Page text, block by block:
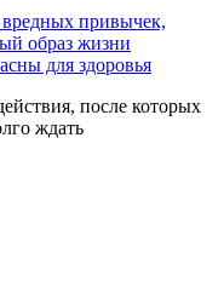
привычек,
образ жизни
для здоровья
после которых
ждать